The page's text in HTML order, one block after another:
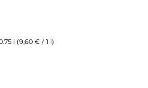
l (9,60 € / 1 l)